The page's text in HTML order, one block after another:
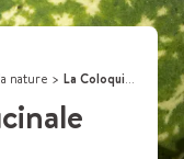
nature > La Coloquinte Officinale